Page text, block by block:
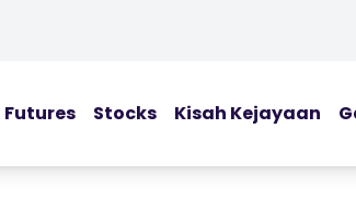
Futures Stocks Kisah Kejayaan